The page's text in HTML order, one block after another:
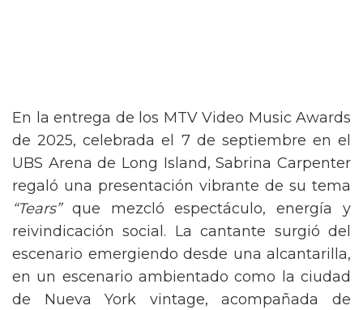
En la entrega de los MTV Video Music Awards
de 2025, celebrada el 7 de septiembre en el
UBS Arena de Long Island, Sabrina Carpenter
regaló una presentación vibrante de su tema
“Tears”que mezcló espectáculo, energía y
reivindicación social. La cantante surgió del
escenario emergiendo desde una alcantarilla,
en un escenario ambientado como la ciudad
de Nueva York vintage, acompañada de